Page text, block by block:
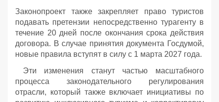
Законопроект также закрепляет право туристов
подавать претензии непосредственно турагенту в
течение 20 дней после окончания срока действия
договора. В случае принятия документа Госдумой,
новые правила вступят в силу с 1 марта 2027 года.
Эти изменения станут частью масштабного
процесса законодательного регулирования
отрасли, который также включает инициативы по